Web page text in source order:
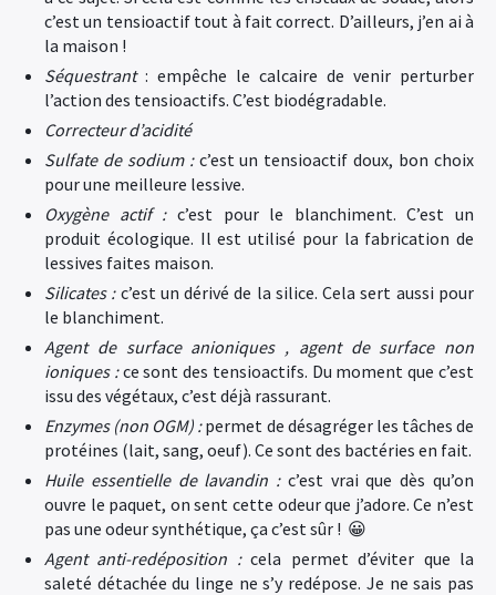
c’est un tensioactif tout à fait correct. D’ailleurs, j’en ai à
la maison !
Séquestrant: empêche le calcaire de venir perturber
l’action des tensioactifs. C’est biodégradable.
Correcteur d’acidité
Sulfate de sodium :c’est un tensioactif doux, bon choix
pour une meilleure lessive.
Oxygène actif :c’est pour le blanchiment. C’est un
produit écologique. Il est utilisé pour la fabrication de
lessives faites maison.
Silicates :c’est un dérivé de la silice. Cela sert aussi pour
le blanchiment.
Agent de surface anioniques , agent de surface non
ioniques :ce sont des tensioactifs. Du moment que c’est
issu des végétaux, c’est déjà rassurant.
Enzymes (non OGM) :permet de désagréger les tâches de
protéines (lait, sang, oeuf). Ce sont des bactéries en fait.
Huile essentielle de lavandin :c’est vrai que dès qu’on
ouvre le paquet, on sent cette odeur que j’adore. Ce n’est
pas une odeur synthétique, ça c’est sûr ! 😀
Agent anti-redéposition :cela permet d’éviter que la
saleté détachée du linge ne s’y redépose. Je ne sais pas